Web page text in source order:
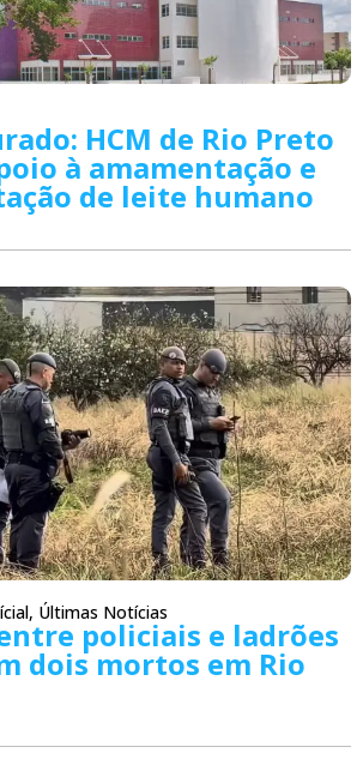
HCM de Rio Preto
à amamentação e
de leite humano
, Últimas Notícias
policiais e ladrões
dois mortos em Rio